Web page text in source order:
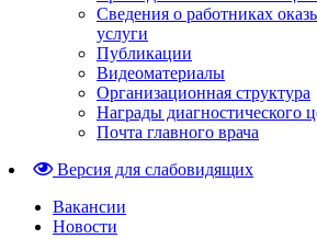
Сведения о работниках
услуги
Публикации
Видеоматериалы
Организационная структура
Награды диагностического
Почта главного врача
Версия для слабовидящих
Вакансии
Новости